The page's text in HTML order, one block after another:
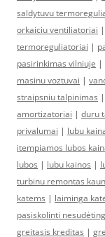
saldytuvu
orkaiciu ventiliatoriai |
termoreguliatoriai |
pasirinkimas vilniuje |
masinu voztuvai |
straipsniu talpinimas |
amortizatoriai | duru
privalumai | lubu
itempiamos lubos
lubos | lubu kainos |
turbinu remontas
katems | laiminga
pasiskolinti
greitasis kreditas |